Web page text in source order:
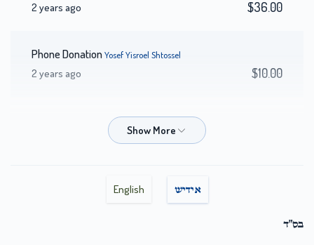
2 years ago $36.00
Phone DonationYosef Yisroel Shtossel
2 years ago $10.00
Abraham Herzogר' יוסף ישראל שטעסיל הי"ו
ר' יעקב מנחם הירש הי"ו, ר' יוסף ישראל שטעסיל
English אידיש
בס"ד